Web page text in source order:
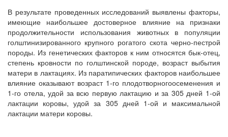
В результате проведенных исследований выявлены факторы,
имеющие наибольшее достоверное влияние на признаки
продолжительности использования животных в популяции
голштинизированного крупного рогатого скота черно-пестрой
породы. Из генетических факторов к ним относятся бык-отец,
степень кровности по голштинской породе, возраст выбытия
матери в лактациях. Из паратипических факторов наибольшее
влияние оказывают возраст 1-го плодотворногоосеменения и
1-го отела, удой за всю первую лактацию и за 305 дней 1-ой
лактации коровы, удой за 305 дней 1-ой и максимальной
лактации матери коровы.